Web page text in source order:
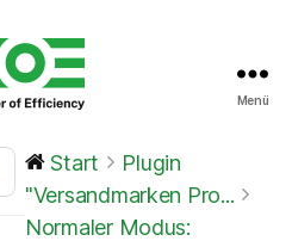
Center
Menü
Start
Plugin
"Versandmarken Pro...
Normaler Modus: